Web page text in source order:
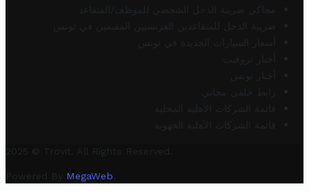
محاكي ضريبة الدخل الشخصي للموظف/المتقاعد
ضريبة الدخل للمتقاعدين الفرنسيين المقيمين في تونس
أسعار السيارات الجديدة في تونس
أخبار تروفيت
أخبار تونس
رابط خلفي مجاني
قائمة الشركات الأهلية المحلية
قائمة الشركات الأهلية الجهوية
2025 © Trovit. All Rights Reserved.
Powered By MegaWeb